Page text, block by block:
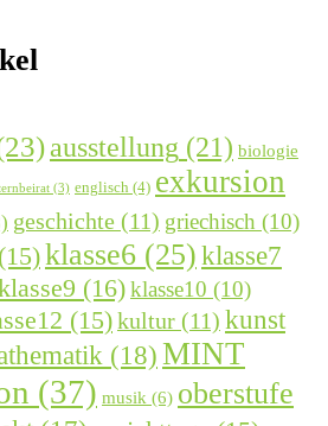
ausstellung (21) biologie
(3) englisch (4) exkursion
geschichte (11) griechisch (10)
(15)klasse6 (25) klasse7
(16)klasse10 (10)
(15)kultur (11) kunst
(18)MINT
(37) musik (6) oberstufe